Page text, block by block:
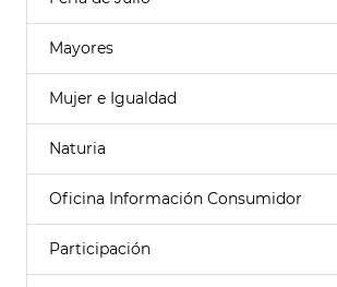
Mayores
Mujer e Igualdad
Naturia
Oficina Información Consumidor
Participación